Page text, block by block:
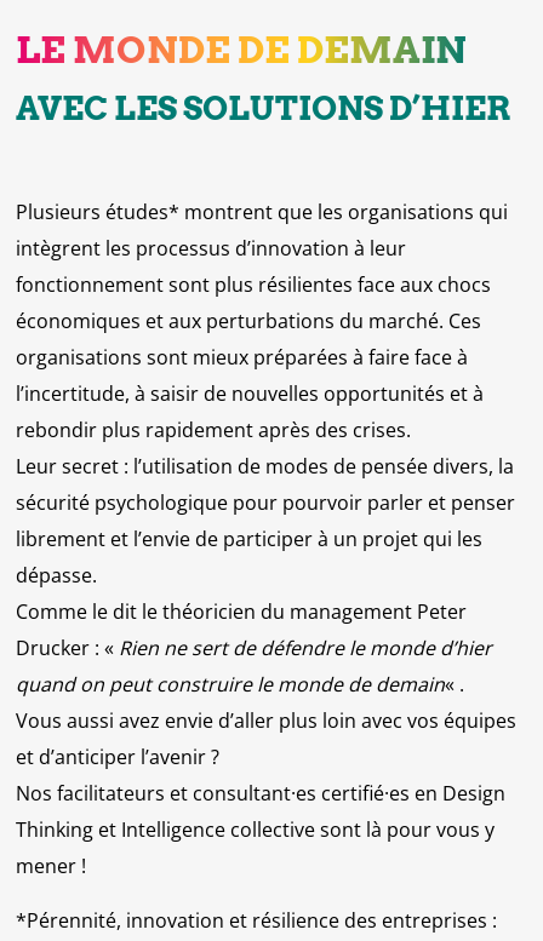
LE MONDE DE DEMAIN
AVEC LES SOLUTIONS D’HIER
Plusieurs études* montrent que les organisations qui
intègrent les processus d’innovation à leur
fonctionnement sont plus résilientes face aux chocs
économiques et aux perturbations du marché. Ces
organisations sont mieux préparées à faire face à
l’incertitude, à saisir de nouvelles opportunités et à
rebondir plus rapidement après des crises.
Leur secret : l’utilisation de modes de pensée divers, la
sécurité psychologique pour pourvoir parler et penser
librement et l’envie de participer à un projet qui les
dépasse.
Comme le dit le théoricien du management Peter
Drucker : « Rien ne sert de défendre le monde d’hier
quand on peut construire le monde de demain« .
Vous aussi avez envie d’aller plus loin avec vos équipes
et d’anticiper l’avenir ?
Nos facilitateurs et consultant·es certifié·es en Design
Thinking et Intelligence collective sont là pour vous y
mener !
*Pérennité, innovation et résilience des entreprises :